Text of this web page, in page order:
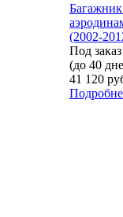
(2002-
Под заказ
(до 40
41 120